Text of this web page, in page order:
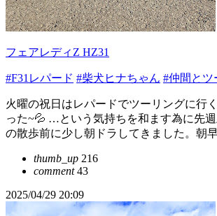
フェアレディZ HZ31
#F31レパード #柴犬ヒナちゃん #仲間とツ
火曜の祝日はレパードでツーリングに行
った~💦 …という気持ちを和ます為に先
の散歩前に少し朝ドラしてきました。朝
thumb_up 216
comment43
2025/04/29 20:09